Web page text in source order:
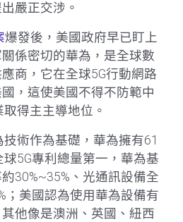
嚴正交涉。
爆發後，美國政府早已盯上
係密切的華為，是全球數
商，它在全球5G行動網路
，這使美國不得不防範中
得主主導地位。
術作為基礎，華為擁有61
5G專利總量第一，華為基
30%~35%、光通訊設備全
；美國認為使用華為設備有
他像是澳洲、英國、紐西